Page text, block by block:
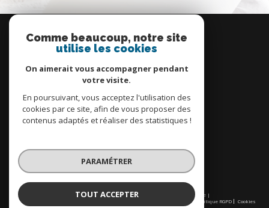
connecter
espace propriétaire
© 2026 | Tous droits réservés | Traduction powered by Google |
Nos honoraires
Politique RGPD Cookies
Comme beaucoup, notre site
utilise les cookies
On aimerait vous accompagner pendant
votre visite.
En poursuivant, vous acceptez l'utilisation des
cookies par ce site, afin de vous proposer des
contenus adaptés et réaliser des statistiques !
PARAMÉTRER
TOUT ACCEPTER